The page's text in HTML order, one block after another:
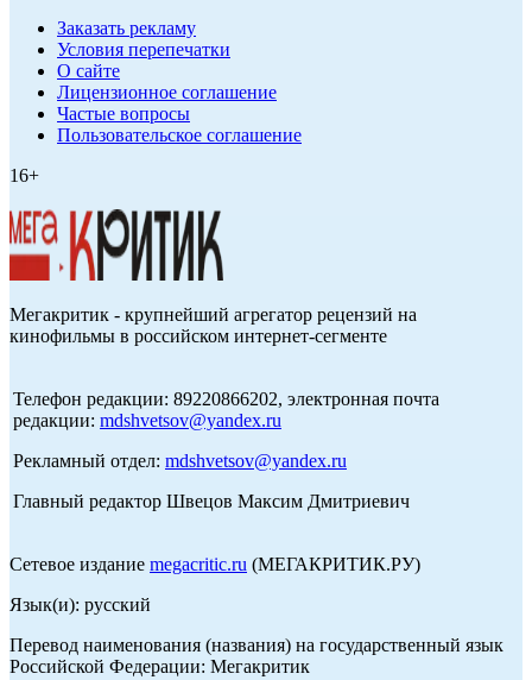
Заказать рекламу
Условия перепечатки
О сайте
Лицензионное соглашение
Частые вопросы
Пользовательское соглашение
16+
Мегакритик - крупнейший агрегатор рецензий на
кинофильмы в российском интернет-сегменте
Телефон редакции: 89220866202, электронная почта
редакции: mdshvetsov@yandex.ru
Рекламный отдел: mdshvetsov@yandex.ru
Главный редактор Швецов Максим Дмитриевич
Сетевое издание megacritic.ru (МЕГАКРИТИК.РУ)
Язык(и): русский
Перевод наименования (названия) на государственный язык
Российской Федерации: Мегакритик